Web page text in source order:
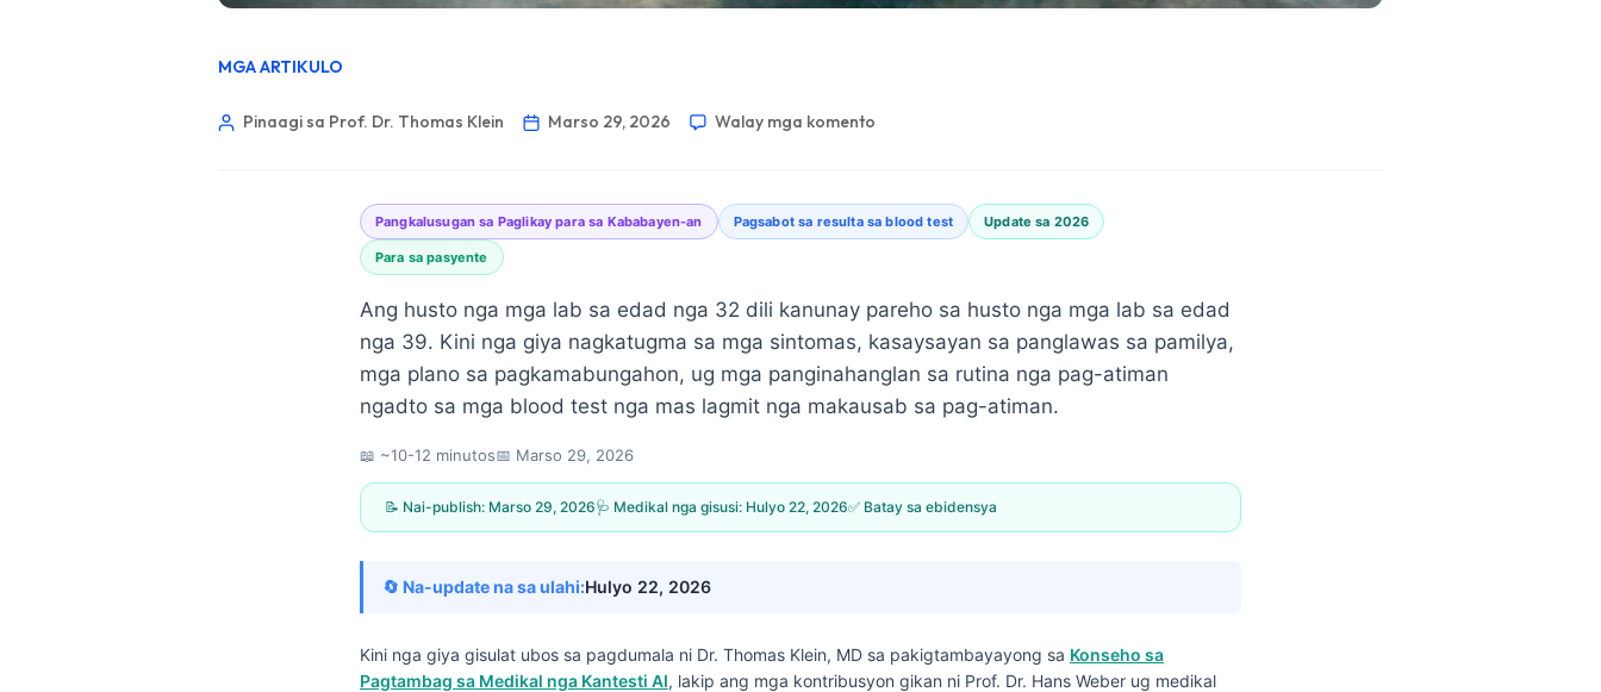
MGA ARTIKULO
Pinaagi sa Prof. Dr. Thomas Klein Marso 29, 2026 Walay mga komento
Pangkalusugan sa Paglikay para sa Kababayen-an Pagsabot sa resulta sa blood test Update sa 2026
Para sa pasyente
Ang husto nga mga lab sa edad nga 32 dili kanunay pareho sa husto nga mga lab sa edad
nga 39. Kini nga giya nagkatugma sa mga sintomas, kasaysayan sa panglawas sa pamilya,
mga plano sa pagkamabungahon, ug mga panginahanglan sa rutina nga pag-atiman
ngadto sa mga blood test nga mas lagmit nga makausab sa pag-atiman.
📖 ~10-12 minutos📅 Marso 29, 2026
📝 Nai-publish: Marso 29, 2026🩺 Medikal nga gisusi: Hulyo 22, 2026✅ Batay sa ebidensya
🔄 Na-update na sa ulahi:Hulyo 22, 2026
Kini nga giya gisulat ubos sa pagdumala ni Dr. Thomas Klein, MD sa pakigtambayayong sa Konseho sa
Pagtambag sa Medikal nga Kantesti AI, lakip ang mga kontribusyon gikan ni Prof. Dr. Hans Weber ug medikal